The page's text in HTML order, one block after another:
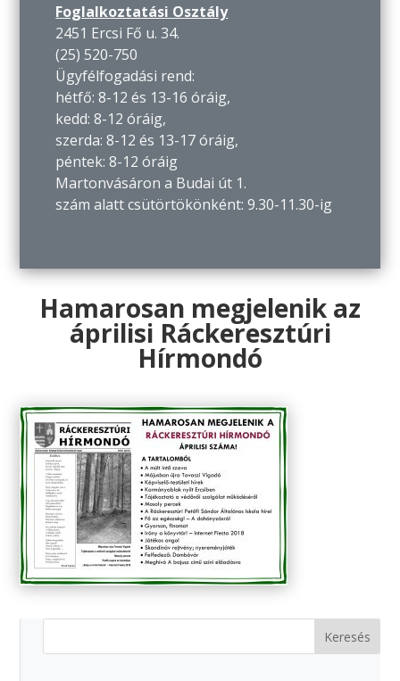
Foglalkoztatási Osztály
2451 Ercsi Fő u. 34.
(25) 520-750
Ügyfélfogadási rend:
hétfő: 8-12 és 13-16 óráig,
kedd: 8-12 óráig,
szerda: 8-12 és 13-17 óráig,
péntek: 8-12 óráig
Martonvásáron a Budai út 1.
szám alatt csütörtökönként: 9.30-11.30-ig
Hamarosan megjelenik az
áprilisi Ráckeresztúri
Hírmondó